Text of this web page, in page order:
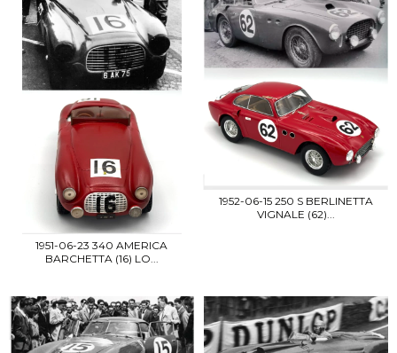
1951-06-23 340 AMERICA
BARCHETTA (16) LO...
1952-06-15 250 S BERLINETTA
VIGNALE (62)...